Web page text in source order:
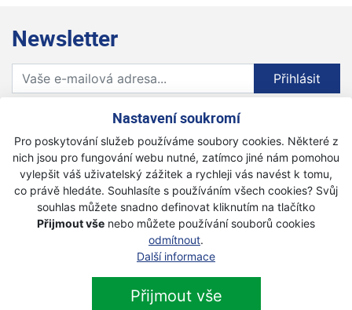
Nastavení soukromí
Pro poskytování služeb používáme soubory cookies. Některé z
nich jsou pro fungování webu nutné, zatímco jiné nám pomohou
vylepšit váš uživatelský zážitek a rychleji vás navést k tomu,
co právě hledáte. Souhlasíte s používáním všech cookies? Svůj
souhlas můžete snadno definovat kliknutím na tlačítko
Přijmout vše nebo můžete používání souborů cookies
odmítnout.
Další informace
Přijmout vše
Newsletter
Přihlaste se k odběru novinek
Přihlásit
Zaškrtnutím souhlasím se zpracováním osobních